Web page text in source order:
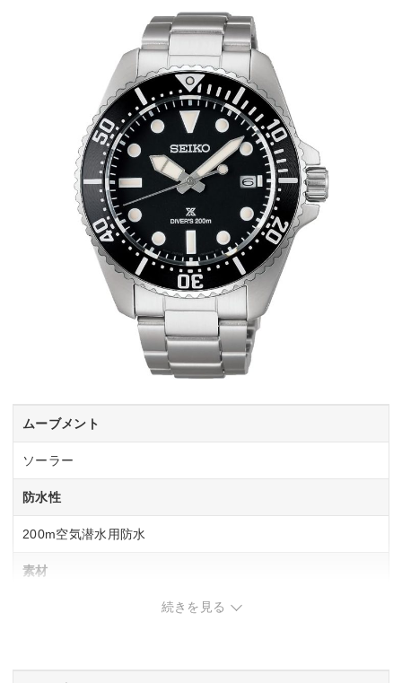
ムーブメント
ソーラー
防水性
200m空気潜水用防水
素材
続きを見る